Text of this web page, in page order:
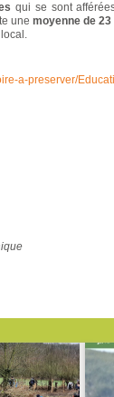
qui se sont
une moyenne de
a-preserver/